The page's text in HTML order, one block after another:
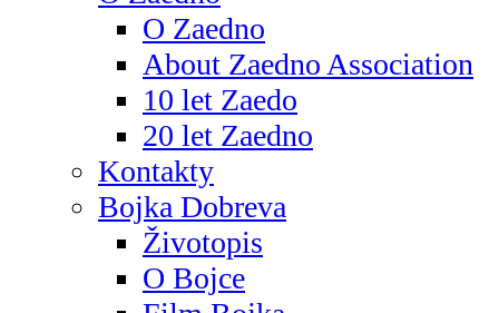
O Zaedno
About Zaedno Association
10 let Zaedo
20 let Zaedno
Kontakty
Bojka Dobreva
Životopis
O Bojce